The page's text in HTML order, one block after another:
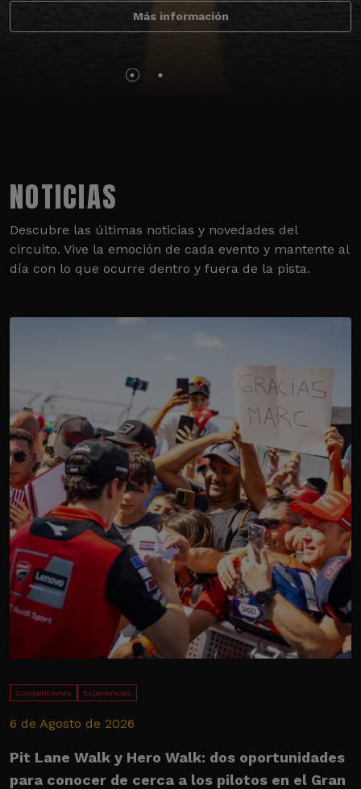
Más información
NOTICIAS
Descubre las últimas noticias y novedades del
circuito. Vive la emoción de cada evento y mantente al
día con lo que ocurre dentro y fuera de la pista.
Competiciones Experiencias
6 de Agosto de 2026
Pit Lane Walk y Hero Walk: dos oportunidades
para conocer de cerca a los pilotos en el Gran